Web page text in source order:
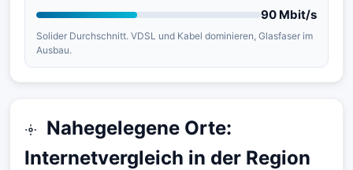
90 Mbit/s
Solider Durchschnitt. VDSL und Kabel dominieren, Glasfaser im
Ausbau.
Nahegelegene Orte:
Internetvergleich in der Region